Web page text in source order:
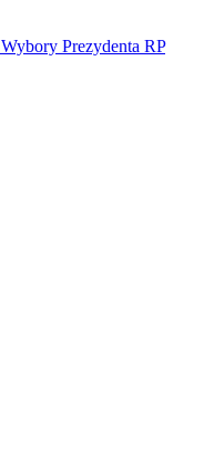
Wybory Prezydenta RP